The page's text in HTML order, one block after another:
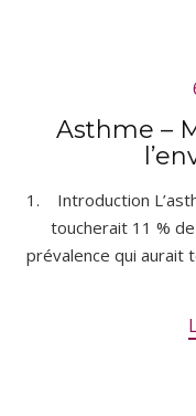
Asthme –
1. Introduction
toucherait 11 %
prévalence qui aurait